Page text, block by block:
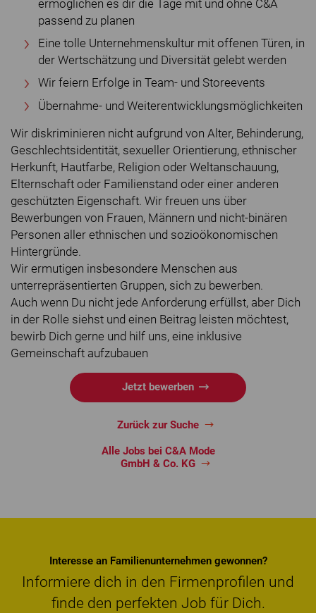
ermöglichen es dir die Tage mit und ohne C&A
passend zu planen
Eine tolle Unternehmenskultur mit offenen Türen, in
der Wertschätzung und Diversität gelebt werden
Wir feiern Erfolge in Team- und Storeevents
Übernahme- und Weiterentwicklungsmöglichkeiten
Wir diskriminieren nicht aufgrund von Alter, Behinderung,
Geschlechtsidentität, sexueller Orientierung, ethnischer
Herkunft, Hautfarbe, Religion oder Weltanschauung,
Elternschaft oder Familienstand oder einer anderen
geschützten Eigenschaft. Wir freuen uns über
Bewerbungen von Frauen, Männern und nicht-binären
Personen aller ethnischen und sozioökonomischen
Hintergründe.
Wir ermutigen insbesondere Menschen aus
unterrepräsentierten Gruppen, sich zu bewerben.
Auch wenn Du nicht jede Anforderung erfüllst, aber Dich
in der Rolle siehst und einen Beitrag leisten möchtest,
bewirb Dich gerne und hilf uns, eine inklusive
Gemeinschaft aufzubauen
Jetzt bewerben
Zurück zur Suche
Alle Jobs bei C&A Mode
GmbH & Co. KG
Interesse an Familienunternehmen gewonnen?
Informiere dich in den Firmenprofilen und
finde den perfekten Job für Dich.